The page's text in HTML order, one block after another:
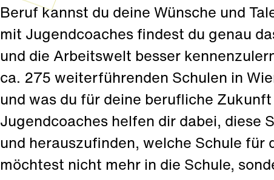
Beruf kannst du deine Wünsche und
mit Jugendcoaches findest du genau
und die Arbeitswelt besser
ca. 275 weiterführenden Schulen in
und was du für deine berufliche
Jugendcoaches helfen dir dabei, diese
und herauszufinden, welche Schule für
möchtest nicht mehr in die Schule,